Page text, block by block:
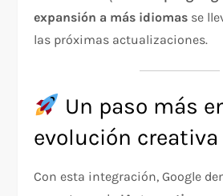
expansión a más idiomas se
las próximas actualizaciones.
Un paso más
evolución creativa
Con esta integración, Google